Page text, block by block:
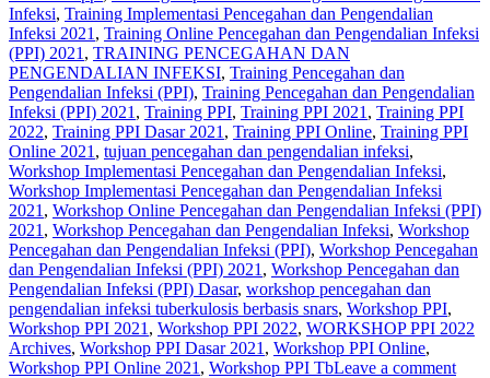
Infeksi, Training Implementasi Pencegahan dan Pengendalian
Infeksi 2021 , Training Online Pencegahan dan Pengendalian Infeksi
(PPI) 2021 , TRAINING PENCEGAHAN DAN
PENGENDALIAN INFEKSI, Training Pencegahan dan
Pengendalian Infeksi (PPI), Training Pencegahan dan Pengendalian
Infeksi (PPI) 2021 , Training PPI, Training PPI 2021 , Training PPI
2022, Training PPI Dasar 2021 , Training PPI Online, Training PPI
Online 2021 , tujuan pencegahan dan pengendalian infeksi,
Workshop Implementasi Pencegahan dan Pengendalian Infeksi,
Workshop Implementasi Pencegahan dan Pengendalian Infeksi
2021 , Workshop Online Pencegahan dan Pengendalian Infeksi (PPI)
2021 , Workshop Pencegahan dan Pengendalian Infeksi, Workshop
Pencegahan dan Pengendalian Infeksi (PPI), Workshop Pencegahan
dan Pengendalian Infeksi (PPI) 2021 , Workshop Pencegahan dan
Pengendalian Infeksi (PPI) Dasar, workshop pencegahan dan
pengendalian infeksi tuberkulosis berbasis snars, Workshop PPI,
Workshop PPI 2021 , Workshop PPI 2022, WORKSHOP PPI 2022
Archives, Workshop PPI Dasar 2021 , Workshop PPI Online,
Workshop PPI Online 2021 , Workshop PPI TbLeave a comment